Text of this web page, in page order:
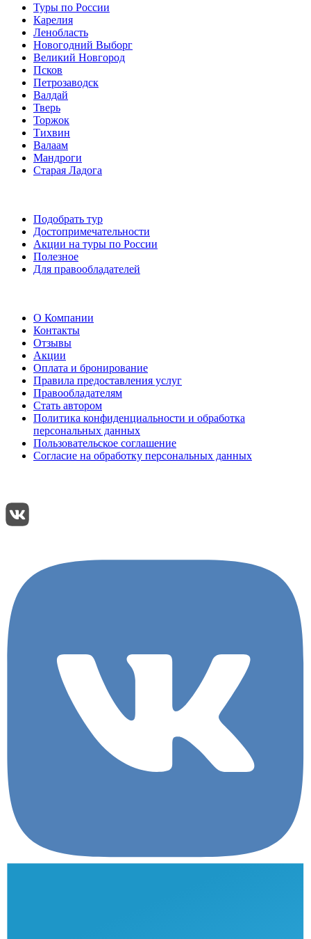
Туры по России
Карелия
Ленобласть
Новогодний Выборг
Великий Новгород
Псков
Петрозаводск
Валдай
Тверь
Торжок
Тихвин
Валаам
Мандроги
Старая Ладога
Подобрать тур
Достопримечательности
Акции на туры по России
Полезное
Для правообладателей
О Компании
Контакты
Отзывы
Акции
Оплата и бронирование
Правила предоставления услуг
Правообладателям
Стать автором
Политика конфиденциальности и обработка
персональных данных
Пользовательское соглашение
Согласие на обработку персональных данных